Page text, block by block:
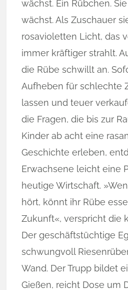
wächst. Ein Rübchen.
wächst. Als Zuschauer
rosavioletten Licht, das
immer kräftiger strahlt.
die Rübe schwillt an.
Aufheben für schlechte
lassen und teuer
die Fragen, die bis zur
Kinder ab acht eine
Geschichte erleben,
Erwachsene leicht eine
heutige Wirtschaft.
hört, könnt ihr Rübe
Zukunft«, verspricht die
Der geschäftstüchtige
schwungvoll
Wand. Der Trupp bildet
Gießen, reicht Dose um